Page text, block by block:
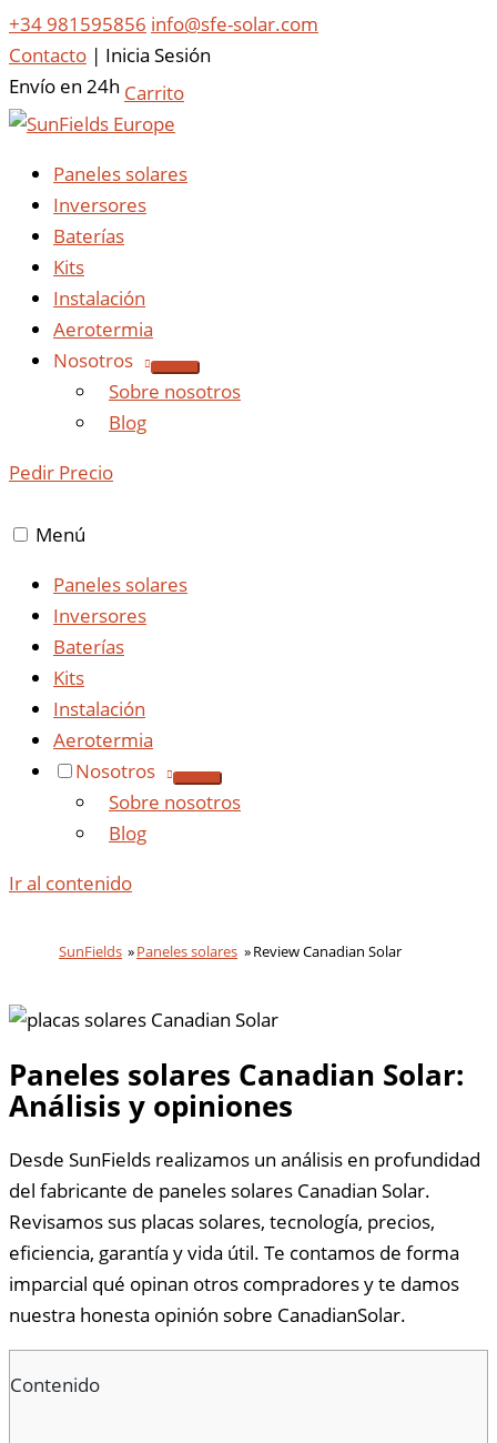
+34 981595856 info@sfe-solar.com
Contacto | Inicia Sesión
Envío en 24h Carrito
Paneles solares
Inversores
Baterías
Kits
Instalación
Aerotermia
Nosotros
Sobre nosotros
Blog
Pedir Precio
Menú
Paneles solares
Inversores
Baterías
Kits
Instalación
Aerotermia
Nosotros
Sobre nosotros
Blog
Ir al contenido
SunFields Paneles solares Review Canadian Solar
Paneles solares Canadian Solar:
Análisis y opiniones
Desde SunFields realizamos un análisis en profundidad
del fabricante de paneles solares Canadian Solar.
Revisamos sus placas solares, tecnología, precios,
eficiencia, garantía y vida útil. Te contamos de forma
imparcial qué opinan otros compradores y te damos
nuestra honesta opinión sobre CanadianSolar.
Contenido